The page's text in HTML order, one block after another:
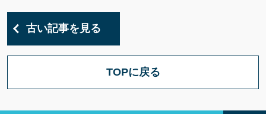
古い記事を見る
TOPに戻る